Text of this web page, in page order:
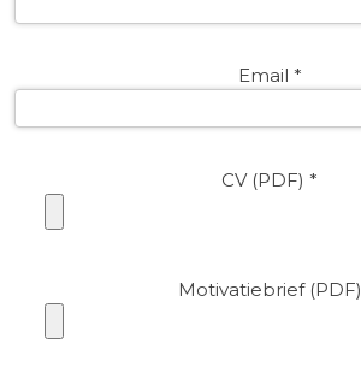
Email *
CV (PDF) *
Motivatiebrief (PDF)